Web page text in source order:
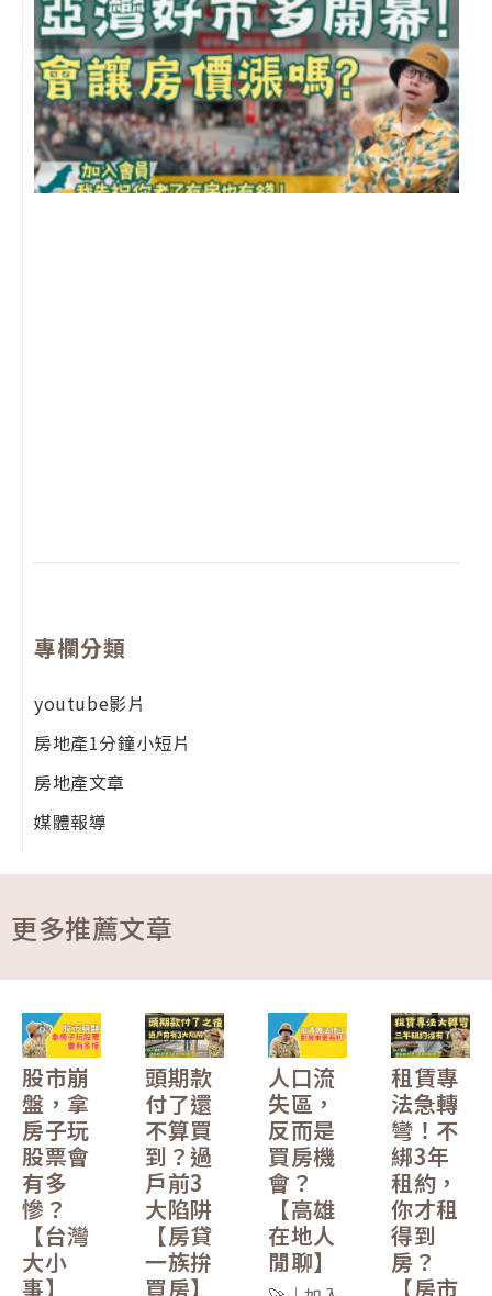
專欄分類
youtube影片
房地產1分鐘小短片
房地產文章
媒體報導
更多推薦文章
股市崩
盤，拿
房子玩
股票會
有多
慘？
【台灣
大小
事】
頭期款
付了還
不算買
到？過
戶前3
大陷阱
【房貸
一族拚
買房】
人口流
失區，
反而是
買房機
會？
【高雄
在地人
閒聊】
租賃專
法急轉
彎！不
綁3年
租約，
你才租
得到
房？
【房市